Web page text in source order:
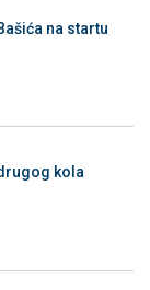
na startu
kola